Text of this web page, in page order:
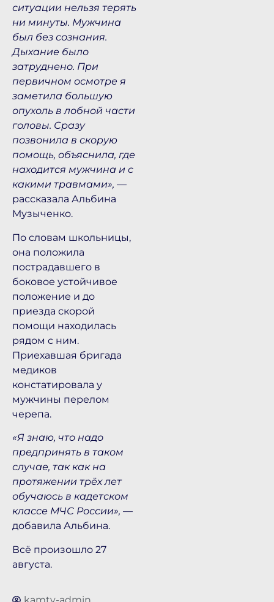
ситуации нельзя терять
ни минуты. Мужчина
был без сознания.
Дыхание было
затруднено. При
первичном осмотре я
заметила большую
опухоль в лобной части
головы. Сразу
позвонила в скорую
помощь, объяснила, где
находится мужчина и с
какими травмами», —
рассказала Альбина
Музыченко.
По словам школьницы,
она положила
пострадавшего в
боковое устойчивое
положение и до
приезда скорой
помощи находилась
рядом с ним.
Приехавшая бригада
медиков
констатировала у
мужчины перелом
черепа.
«Я знаю, что надо
предпринять в таком
случае, так как на
протяжении трёх лет
обучаюсь в кадетском
классе МЧС России», —
добавила Альбина.
Всё произошло 27
августа.